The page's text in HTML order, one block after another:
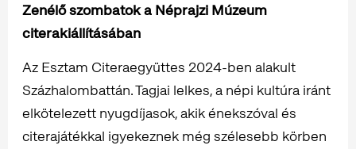
Zenélő szombatok a Néprajzi Múzeum
citerakiállításában
Az Esztam Citeraegyüttes 2024-ben alakult
Százhalombattán. Tagjai lelkes, a népi kultúra iránt
elkötelezett nyugdíjasok, akik énekszóval és
citerajátékkal igyekeznek még szélesebb körben